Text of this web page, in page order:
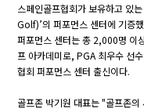
스페인골프협회가 보유하고 있
Golf)’의 퍼포먼스 센터에 기증
퍼포먼스 센터는 총 2,000명 이
프 아카데미로, PGA 최우수 선
협회 퍼포먼스 센터 출신이다.
골프존 박기원 대표는 "골프존